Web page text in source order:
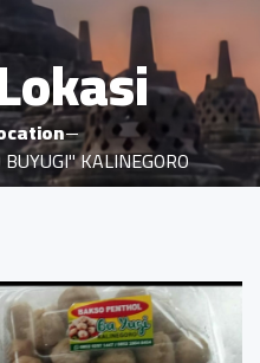
KALINEGORO